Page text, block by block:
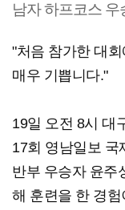
남자 하프코스 우
"처음 참가한 대
매우 기쁩니다."
19일 오전 8시 대
17회 영남일보 국
반부 우승자 윤주
해 훈련을 한 경